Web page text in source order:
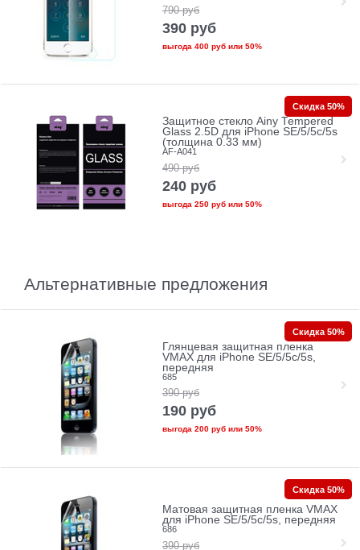
790 руб
390 руб
выгода 400 рубили 50%
Защитное стекло Ainy Tempered
Glass 2.5D для iPhone SE/5/5c/5s
(толщина 0.33 мм)
AF-A041
490 руб
240 руб
выгода 250 рубили 50%
Скидка 50%
Альтернативные предложения
Глянцевая защитная пленка
VMAX для iPhone SE/5/5c/5s,
передняя
685
390 руб
190 руб
выгода 200 рубили 50%
Скидка 50%
Матовая защитная пленка VMAX
для iPhone SE/5/5c/5s, передняя
686
390 руб
Скидка 50%